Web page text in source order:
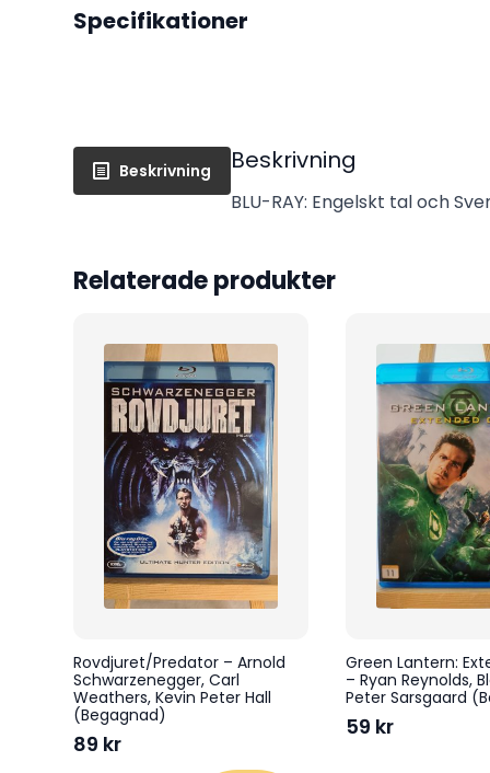
Specifikationer
Beskrivning Beskrivning
BLU-RAY: Engelskt tal och
Relaterade produkter
Rovdjuret/Predator – Arnold
Schwarzenegger, Carl
Weathers, Kevin Peter Hall
(Begagnad)
89 kr
Green Lantern:
– Ryan Reynolds,
Peter Sarsgaard
59 kr